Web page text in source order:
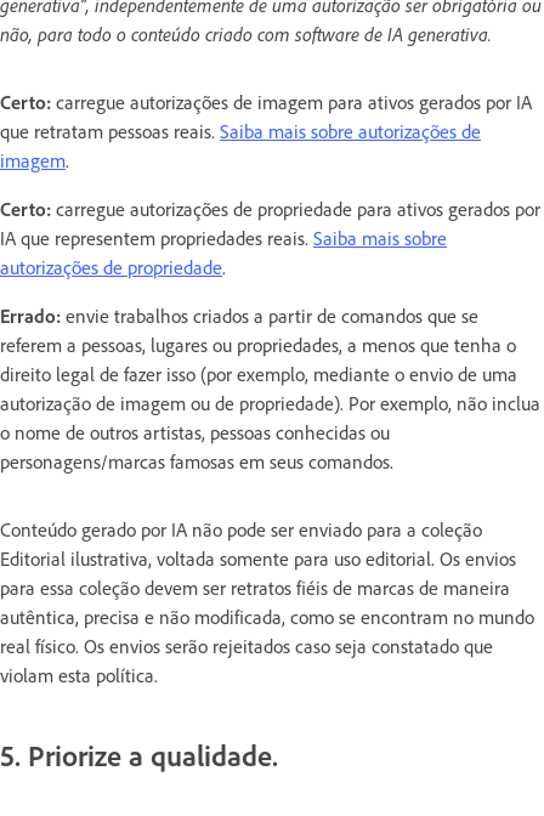
não, para todo o conteúdo criado com software de IA generativa.
Certo: carregue autorizações de imagem para ativos gerados por IA
que retratam pessoas reais. Saiba mais sobre autorizações de
imagem.
Certo: carregue autorizações de propriedade para ativos gerados por
IA que representem propriedades reais. Saiba mais sobre
autorizações de propriedade.
Errado: envie trabalhos criados a partir de comandos que se
referem a pessoas, lugares ou propriedades, a menos que tenha o
direito legal de fazer isso (por exemplo, mediante o envio de uma
autorização de imagem ou de propriedade). Por exemplo, não inclua
o nome de outros artistas, pessoas conhecidas ou
personagens/marcas famosas em seus comandos.
Conteúdo gerado por IA não pode ser enviado para a coleção
Editorial ilustrativa, voltada somente para uso editorial. Os envios
para essa coleção devem ser retratos fiéis de marcas de maneira
autêntica, precisa e não modificada, como se encontram no mundo
real físico. Os envios serão rejeitados caso seja constatado que
violam esta política.
5. Priorize a qualidade.